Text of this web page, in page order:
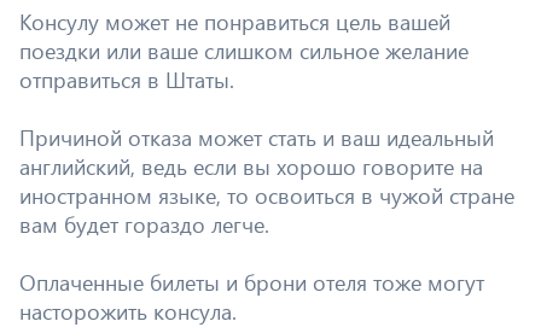
Консулу может не понравиться цель вашей
поездки или ваше слишком сильное желание
отправиться в Штаты.
Причиной отказа может стать и ваш идеальный
английский, ведь если вы хорошо говорите на
иностранном языке, то освоиться в чужой стране
вам будет гораздо легче.
Оплаченные билеты и брони отеля тоже могут
насторожить консула.